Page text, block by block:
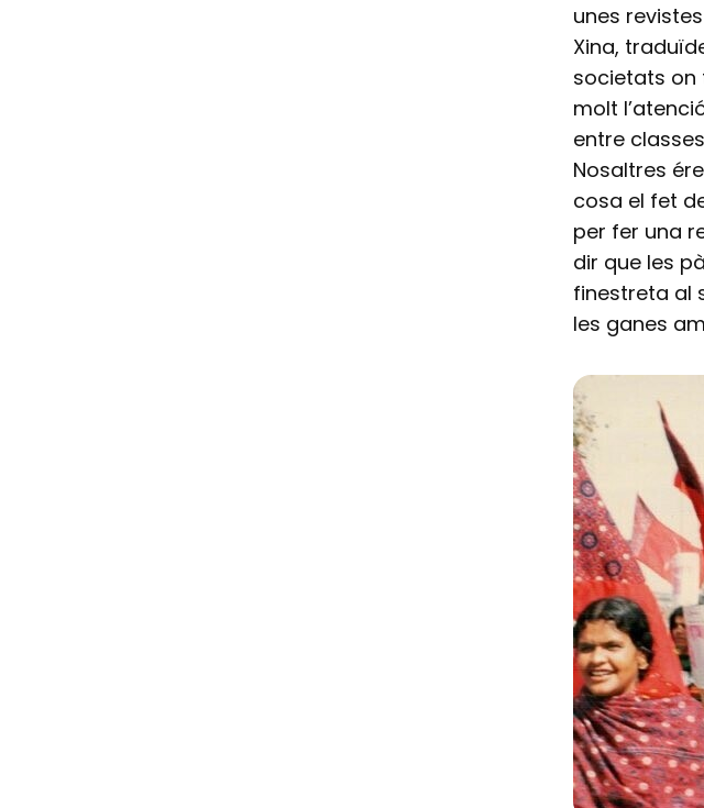
unes
Xina,
societats on
molt
entre
Nosaltres
cosa el fet
per fer una
dir que les
finestreta al
les ganes